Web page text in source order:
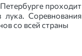
проходит
Соревнования
со всей страны